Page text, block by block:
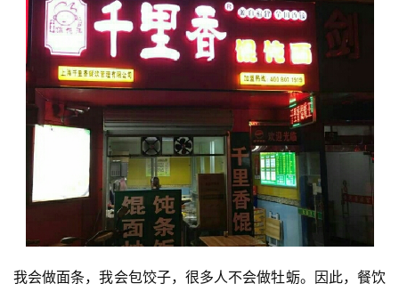
我会做面条，我会包饺子，很多人不会做牡蛎。因此，餐饮